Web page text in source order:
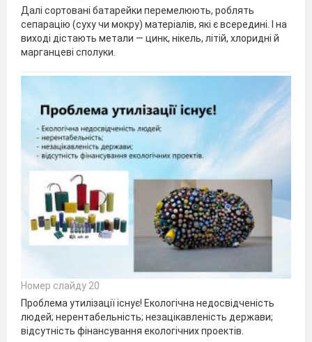
Далі сортовані батарейки перемелюють, роблять
сепарацію (суху чи мокру) матеріалів, які є всередині. І на
виході дістають метали — цинк, нікель, літій, хлоридні й
марганцеві сполуки.
Номер слайду 20
Проблема утилізації існує! Екологічна недосвідченість
людей; нерентабельність; незацікавленість держави;
відсутність фінансування екологічних проектів.